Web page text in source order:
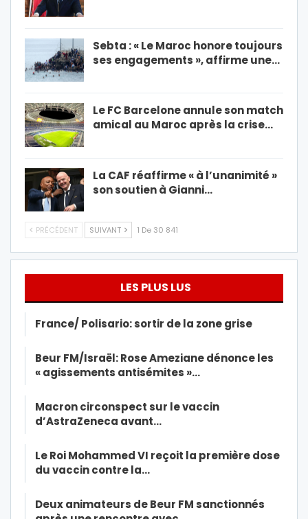
Sebta : « Le Maroc honore toujours
ses engagements », affirme une…
Le FC Barcelone annule son match
amical au Maroc après la crise…
La CAF réaffirme « à l’unanimité »
son soutien à Gianni…
PRÉCÉDENT SUIVANT 1 De 30 841
LES PLUS LUS
France/ Polisario: sortir de la zone grise
Beur FM/Israël: Rose Ameziane dénonce les
« agissements antisémites »…
Macron circonspect sur le vaccin
d’AstraZeneca avant…
Le Roi Mohammed VI reçoit la première dose
du vaccin contre la…
Deux animateurs de Beur FM sanctionnés